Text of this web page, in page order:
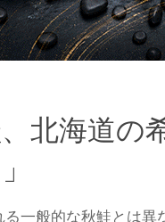
北海道の
る一般的な秋鮭とは異